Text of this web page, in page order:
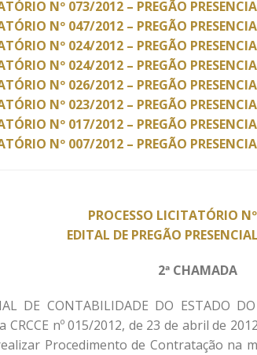
Nº 073/2012 – PREGÃO
Nº 047/2012 – PREGÃO
Nº 024/2012 – PREGÃO
Nº 024/2012 – PREGÃO
Nº 026/2012 – PREGÃO
Nº 023/2012 – PREGÃO
Nº 017/2012 – PREGÃO
Nº 007/2012 – PREGÃO
PROCESSO LICITATÓRIO
EDITAL DE PREGÃO
2ª CHAMADA
DE CONTABILIDADE DO ESTADO
nº 015/2012, de 23 de abril de
Procedimento de Contratação na